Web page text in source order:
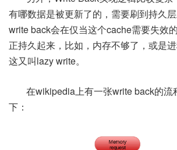
有哪数据是被更新了的，需要刷到持久
write back会在仅当这个cache需要失效
正持久起来，比如，内存不够了，或是
这又叫lazy write。
在wikipedia上有一张write back的流
下：